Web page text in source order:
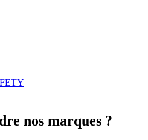
nos marques ?